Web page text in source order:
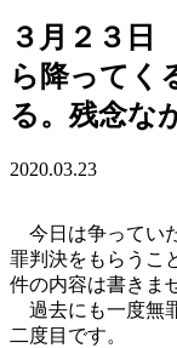
３月２３日
ら降ってく
る。残念な
2020.03.23
今日は争ってい
罪判決をもらうこ
件の内容は書きま
過去にも一度無
二度目です。